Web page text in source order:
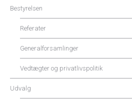
Bestyrelsen
Referater
Generalforsamlinger
Vedtægter og privatlivspolitik
Udvalg